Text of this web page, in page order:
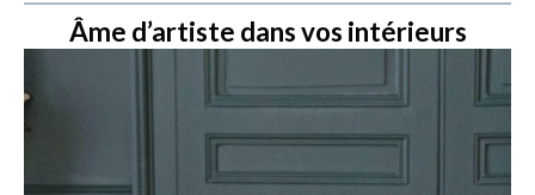
Âme d’artiste dans vos intérieurs